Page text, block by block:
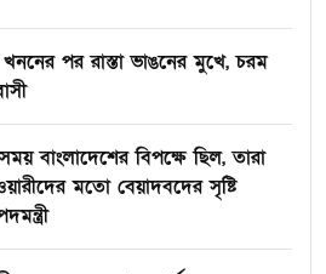
পর রাস্তা ভাঙনের মুখে, চরম
সময় বাংলাদেশের বিপক্ষে ছিল, তারা
মতো বেয়াদবদের সৃষ্টি